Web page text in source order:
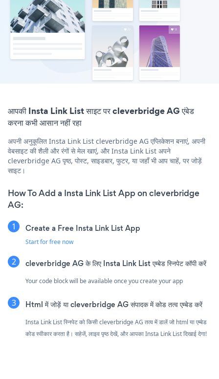
आपकी Insta Link List साइट पर cleverbridge AG एंबेड
करना कभी आसान नहीं रहा
अपनी अनुकूलित Insta Link List cleverbridge AG एप्लिकेशन बनाएं, अपनी
वेबसाइट की शैली और रंगों से मेल खाएं, और Insta Link List अपने
cleverbridge AG पृष्ठ, पोस्ट, साइडबार, फुटर, या जहाँ भी आप चाहें, पर जोड़ें
साइट।
How To Add a Insta Link List App on cleverbridge
AG:
Create a Free Insta Link List App
Start for free now
cleverbridge AG के लिए Insta Link List एम्बेड स्निपेट कॉपी करें
Your code block will be available once you create your app
Html में जोड़ें या cleverbridge AG संपादक में कोड तत्व एम्बेड करें
Insta Link List स्निपेट को किसी cleverbridge AG तत्व में डालें जो html या एम्बेड
कोड स्वीकार करता है। सहेजें, लाइव पृष्ठ देखें, और आपका Insta Link List दिखाई देगा!